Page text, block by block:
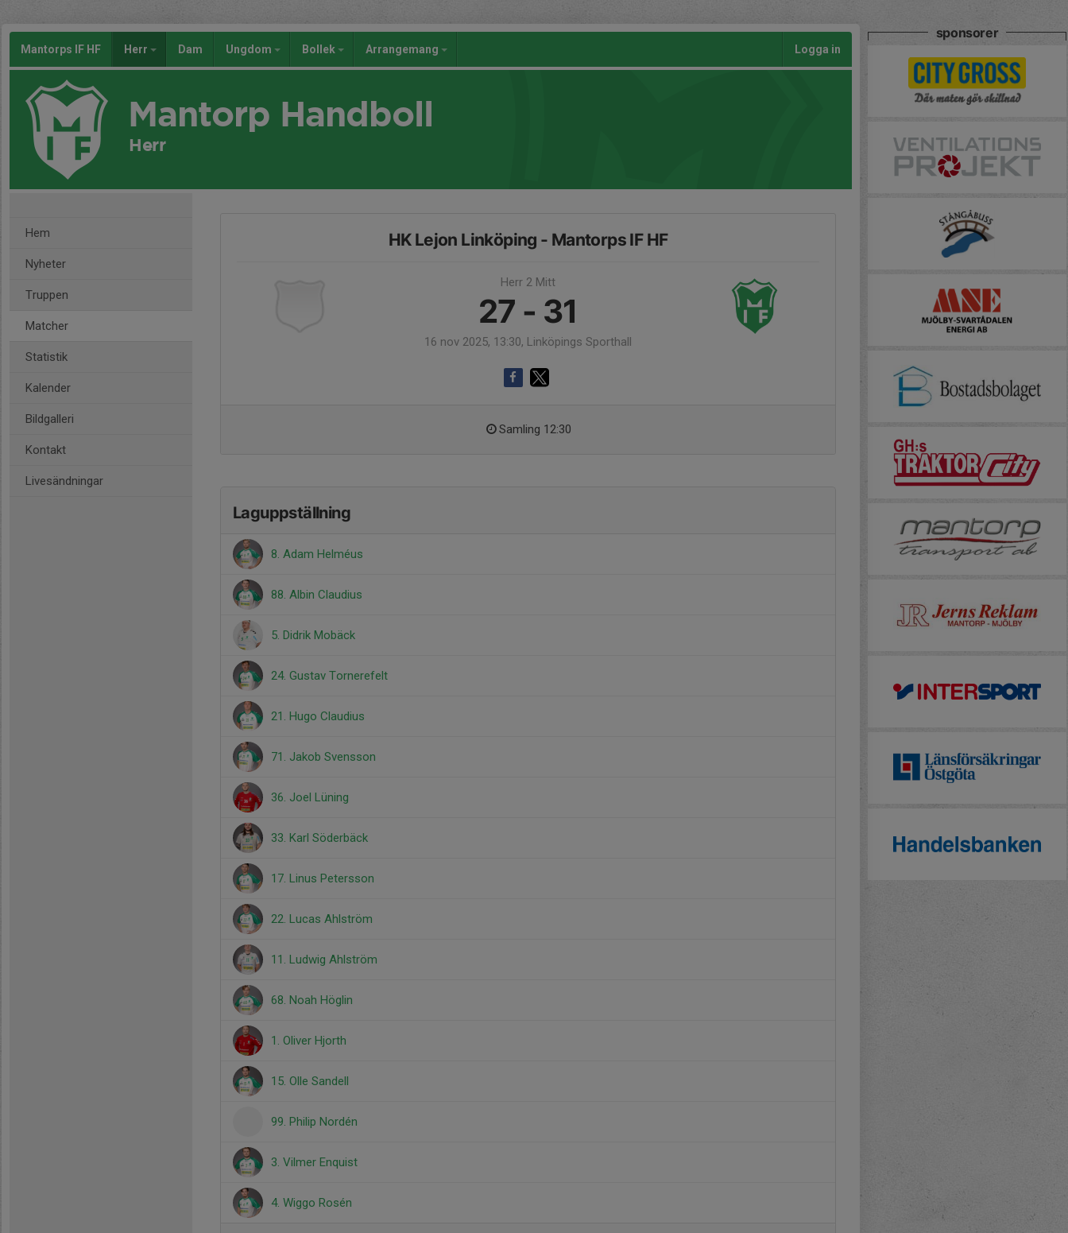
Mantorps IF HF Herr Dam Ungdom Bollek Arrangemang Logga in
Mantorp Handboll
Herr
Hem
Nyheter
Truppen
Matcher
Statistik
Kalender
Bildgalleri
Kontakt
Livesändningar
HK Lejon Linköping - Mantorps IF HF
Herr 2 Mitt
27 - 31
16 nov 2025, 13:30, Linköpings Sporthall
Samling 12:30
Laguppställning
8. Adam Helméus
88. Albin Claudius
5. Didrik Mobäck
24. Gustav Tornerefelt
21. Hugo Claudius
71. Jakob Svensson
36. Joel Lüning
33. Karl Söderbäck
17. Linus Petersson
22. Lucas Ahlström
11. Ludwig Ahlström
68. Noah Höglin
1. Oliver Hjorth
15. Olle Sandell
99. Philip Nordén
3. Vilmer Enquist
4. Wiggo Rosén
sponsorer